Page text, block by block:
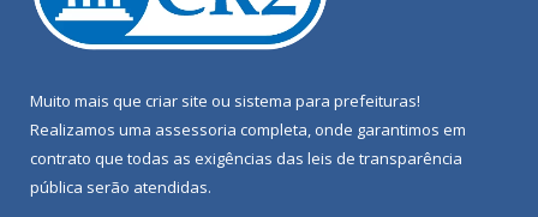
Muito mais que criar site ou sistema para prefeituras!
Realizamos uma assessoria completa, onde garantimos em
contrato que todas as exigências das leis de transparência
pública serão atendidas.